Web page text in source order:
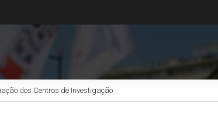
dos Centros de Investigação